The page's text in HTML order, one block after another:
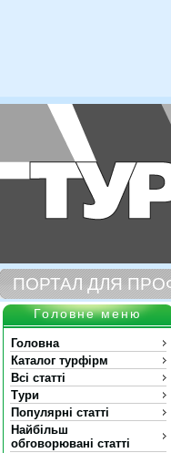
ПОРТАЛ ДЛЯ
Головне меню
Головна
Каталог турфірм
Всі статті
Тури
Популярні статті
Найбільш
обговорювані статті